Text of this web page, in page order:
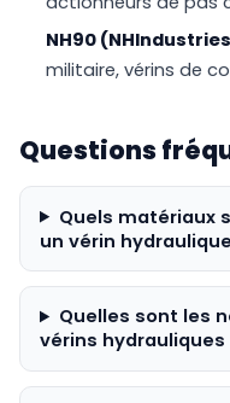
NH90
militaire, vérins de
Questions
Quels matériaux
un vérin
Quelles sont les
vérins